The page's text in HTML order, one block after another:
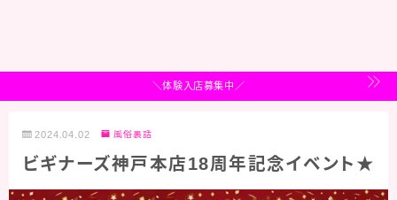
＼体験入店募集中／
2024.04.02 風俗裏話
ビギナーズ神戸本店18周年記念イベント★